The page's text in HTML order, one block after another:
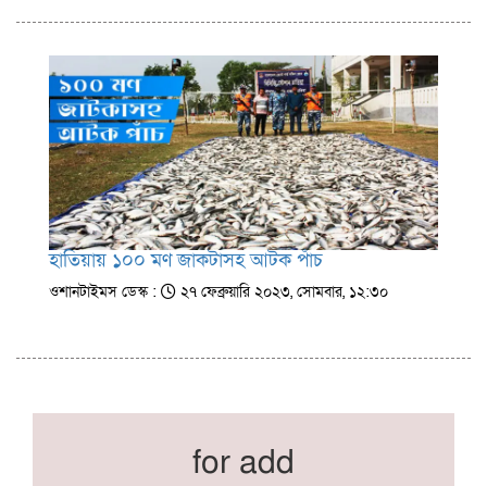
হাতিয়ায় ১০০ মণ জাকটাসহ আটক পাঁচ
ওশানটাইমস ডেস্ক : ২৭ ফেব্রুয়ারি ২০২৩, সোমবার, ১২:৩০
for add